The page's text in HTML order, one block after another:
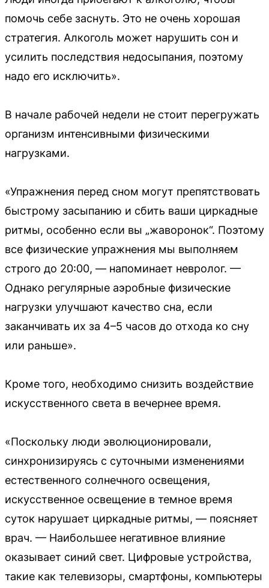
помочь себе заснуть. Это не очень хорошая
стратегия. Алкоголь может нарушить сон и
усилить последствия недосыпания, поэтому
надо его исключить».
В начале рабочей недели не стоит перегружать
организм интенсивными физическими
нагрузками.
«Упражнения перед сном могут препятствовать
быстрому засыпанию и сбить ваши циркадные
ритмы, особенно если вы „жаворонок“. Поэтому
все физические упражнения мы выполняем
строго до 20:00, — напоминает невролог. —
Однако регулярные аэробные физические
нагрузки улучшают качество сна, если
заканчивать их за 4–5 часов до отхода ко сну
или раньше».
Кроме того, необходимо снизить воздействие
искусственного света в вечернее время.
«Поскольку люди эволюционировали,
синхронизируясь с суточными изменениями
естественного солнечного освещения,
искусственное освещение в темное время
суток нарушает циркадные ритмы, — поясняет
врач. — Наибольшее негативное влияние
оказывает синий свет. Цифровые устройства,
такие как телевизоры, смартфоны, компьютеры